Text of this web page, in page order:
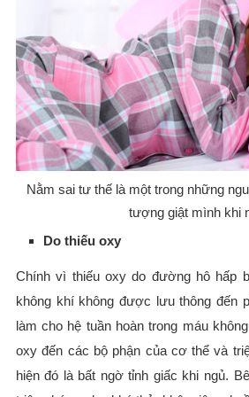
Nằm sai tư thế là một trong những
tượng giật mình khi
Do thiếu oxy
Chính vì thiếu oxy do đường hô hấp
không khí không được lưu thông đến
làm cho hệ tuần hoàn trong máu
oxy đến các bộ phận của cơ thể và
hiện đó là bất ngờ tỉnh giấc khi ngủ.